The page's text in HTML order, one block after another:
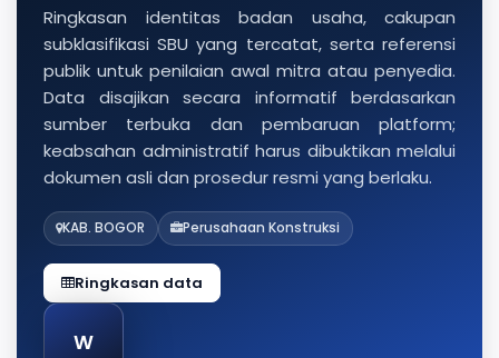
Ringkasan identitas badan usaha, cakupan
subklasifikasi SBU yang tercatat, serta referensi
publik untuk penilaian awal mitra atau penyedia.
Data disajikan secara informatif berdasarkan
sumber terbuka dan pembaruan platform;
keabsahan administratif harus dibuktikan melalui
dokumen asli dan prosedur resmi yang berlaku.
KAB. BOGOR Perusahaan Konstruksi
Ringkasan data
W